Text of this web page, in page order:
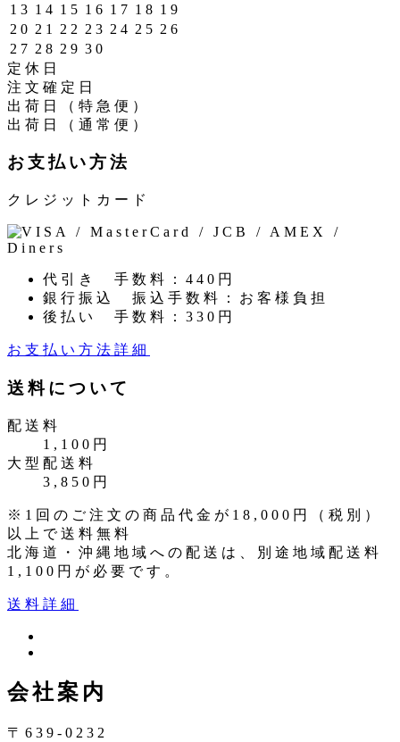
13 14 15 16 17 18 19
20 21 22 23 24 25 26
27 28 29 30
定休日
注文確定日
出荷日（特急便）
出荷日（通常便）
お支払い方法
クレジットカード
代引き 手数料：440円
銀行振込 振込手数料：お客様負担
後払い 手数料：330円
お支払い方法詳細
送料について
配送料
1,100円
大型配送料
3,850円
※1回のご注文の商品代金が18,000円（税別）
以上で送料無料
北海道・沖縄地域への配送は、別途地域配送料
1,100円が必要です。
送料詳細
タ
ス
会社案内
〒639-0232